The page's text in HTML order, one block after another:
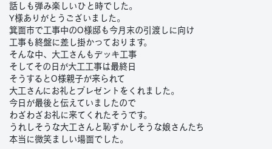
話しも弾み楽しいひと時でした。
Y様ありがとうございました。
箕面市で工事中のO様邸も今月末の引渡しに向け
工事も終盤に差し掛かっております。
そんな中、大工さんもデッキ工事
そしてその日が大工工事は最終日
そうするとO様親子が来られて
大工さんにお礼とプレゼントをくれました。
今日が最後と伝えていましたので
わざわざお礼に来てくれたそうです。
うれしそうな大工さんと恥ずかしそうな娘さんたち
本当に微笑ましい場面でした。